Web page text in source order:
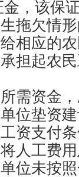
，该保
拖欠情
相应的
担起农
资金，
位垫资
资支付
人工费
位未按